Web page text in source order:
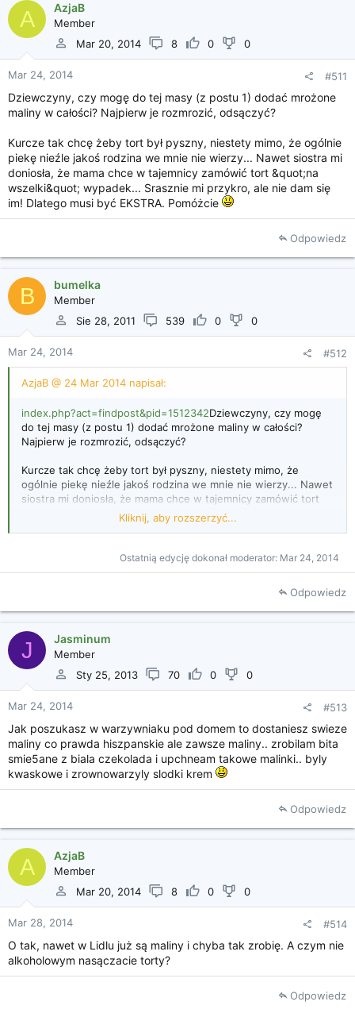
A AzjaB
Member
Mar 20, 2014
8 0 0
Mar 24, 2014 #511
Dziewczyny, czy mogę do tej masy (z postu 1) dodać mrożone
maliny w całości? Najpierw je rozmrozić, odsączyć?
Kurcze tak chcę żeby tort był pyszny, niestety mimo, że ogólnie
piekę nieźle jakoś rodzina we mnie nie wierzy... Nawet siostra mi
doniosła, że mama chce w tajemnicy zamówić tort &quot;na
wszelki&quot; wypadek... Srasznie mi przykro, ale nie dam się
im! Dlatego musi być EKSTRA. Pomóżcie
Odpowiedz
B bumelka
Member
Sie 28, 2011
539 0 0
Mar 24, 2014 #512
AzjaB @ 24 Mar 2014 napisał:
index.php?act=findpost&pid=1512342Dziewczyny, czy mogę
do tej masy (z postu 1) dodać mrożone maliny w całości?
Najpierw je rozmrozić, odsączyć?
Kurcze tak chcę żeby tort był pyszny, niestety mimo, że
ogólnie piekę nieźle jakoś rodzina we mnie nie wierzy... Nawet
siostra mi doniosła, że mama chce w tajemnicy zamówić tort
&quot;na wszelki&quot; wypadek... Srasznie mi przykro, ale nie
dam się im! Dlatego musi być EKSTRA. Pomóżcie
Musisz sobie zdawać sprawę, że maliny mają takie male
pesteczki dość twarde i mocno wyczuwalne. Poza tym po
Dlatego dość często robi się z nich raczej mus aby móc
przetrzeć przez sito. Nie wszystkim to jednak
truskawek. Są obecnie w biedronce , nie są zbyt miękkie
ale naprawdę aromatyczne i smaczne. Można zrobić mus
z mrożonych truskawek pod krem a świeże połówki
poutykać gęsto w kremie. Musisz sama wybrać
Kliknij, aby rozszerzyć...
Ostatnią edycję dokonał moderator: Mar 24, 2014
Odpowiedz
J Jasminum
Member
Sty 25, 2013
70 0 0
Mar 24, 2014 #513
Jak poszukasz w warzywniaku pod domem to dostaniesz swieze
maliny co prawda hiszpanskie ale zawsze maliny.. zrobilam bita
smie5ane z biala czekolada i upchneam takowe malinki.. byly
kwaskowe i zrownowarzyly slodki krem
Odpowiedz
A AzjaB
Member
Mar 20, 2014
8 0 0
Mar 28, 2014 #514
O tak, nawet w Lidlu już są maliny i chyba tak zrobię. A czym nie
alkoholowym nasączacie torty?
Odpowiedz